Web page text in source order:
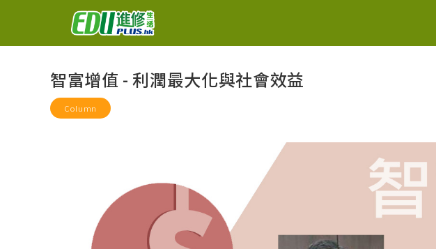
智富增值 - 利潤最大化與社會效益
Column